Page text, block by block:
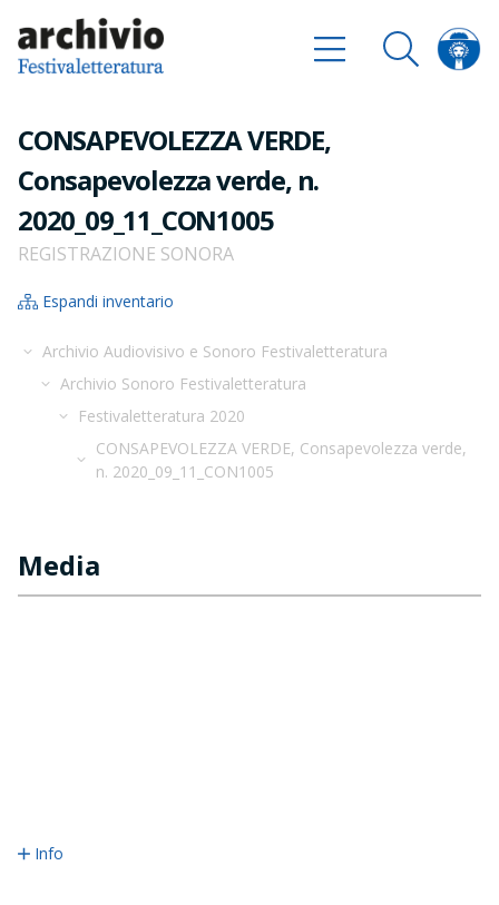
CONSAPEVOLEZZA VERDE,
Consapevolezza verde, n.
2020_09_11_CON1005
REGISTRAZIONE SONORA
Espandi inventario
Archivio Audiovisivo e Sonoro Festivaletteratura
Archivio Sonoro Festivaletteratura
Festivaletteratura 2020
CONSAPEVOLEZZA VERDE, Consapevolezza verde,
n. 2020_09_11_CON1005
Media
Info